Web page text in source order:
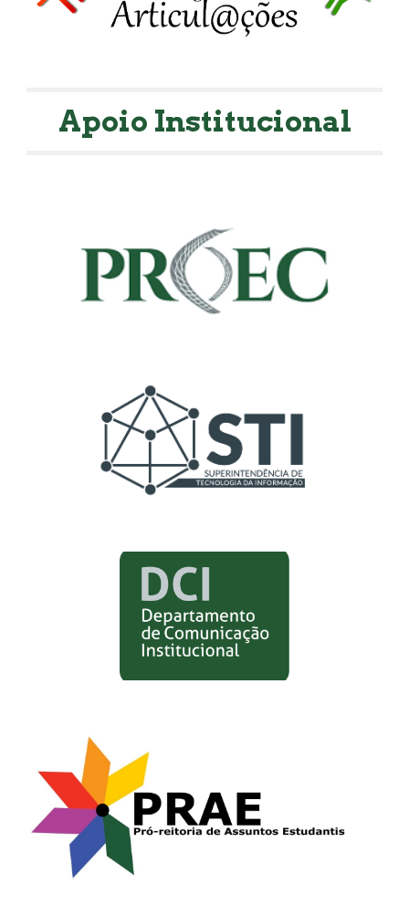
Apoio Institucional